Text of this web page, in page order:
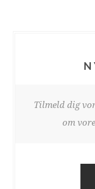
Tilmeld dig
om